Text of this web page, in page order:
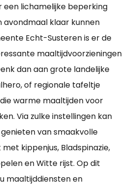
een lichamelijke beperking
avondmaal klaar kunnen
Echt-Susteren is er de
maaltijdvoorzieningen
dan aan grote landelijke
of regionale tafeltje
warme maaltijden voor
Via zulke instellingen kan
van smaakvolle
met kippenjus, Bladspinazie,
en Witte rijst. Op dit
maaltijddiensten en